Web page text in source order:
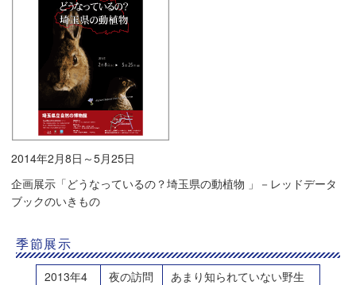
2014年2月8日～5月25日
企画展示「どうなっているの？埼玉県の動植物 」－レッドデータ
ブックのいきもの
季節展示
2013年4
夜の訪問
あまり知られていない野生